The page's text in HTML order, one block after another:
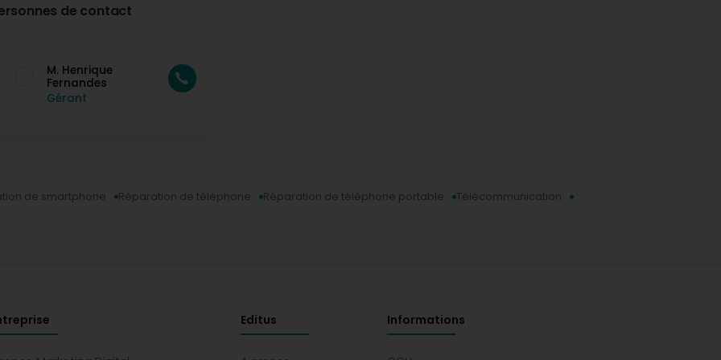
de contact
M. Henrique
Fernandes
Gérant
de smartphone Réparation de téléphone Réparation de téléphone portable Télécommunication
Editus Informations